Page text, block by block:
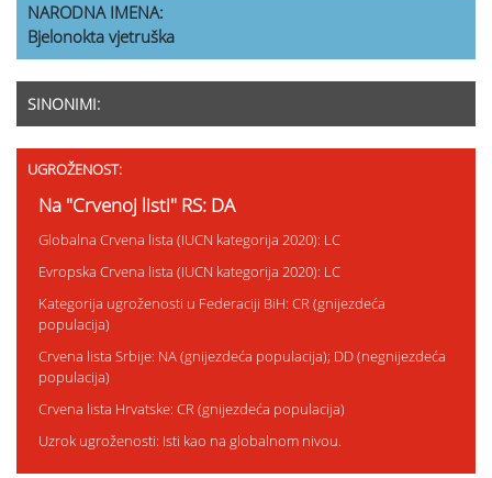
NARODNA IMENA:
Bjelonokta vjetruška
SINONIMI:
UGROŽENOST:
Na "Crvenoj listi" RS: DA
Globalna Crvena lista (IUCN kategorija 2020): LC
Evropska Crvena lista (IUCN kategorija 2020): LC
Kategorija ugroženosti u Federaciji BiH: CR (gnijezdeća
populacija)
Crvena lista Srbije: NA (gnijezdeća populacija); DD (negnijezdeća
populacija)
Crvena lista Hrvatske: CR (gnijezdeća populacija)
Uzrok ugroženosti: Isti kao na globalnom nivou.